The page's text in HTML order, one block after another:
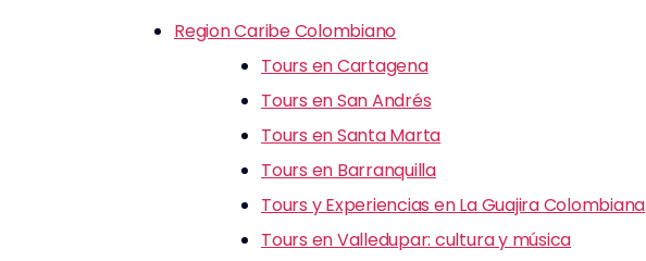
Region Caribe Colombiano
Tours en Cartagena
Tours en San Andrés
Tours en Santa Marta
Tours en Barranquilla
Tours y Experiencias en La Guajira Colombiana
Tours en Valledupar: cultura y música